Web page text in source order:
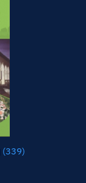
(339)